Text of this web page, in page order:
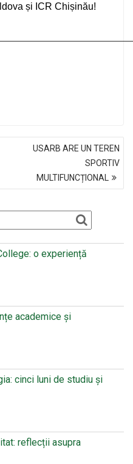
și ICR Chișinău!
USARB ARE UN TEREN
SPORTIV
MULTIFUNCȚIONAL
o experiență
academice și
cinci luni de studiu și
reflecții asupra